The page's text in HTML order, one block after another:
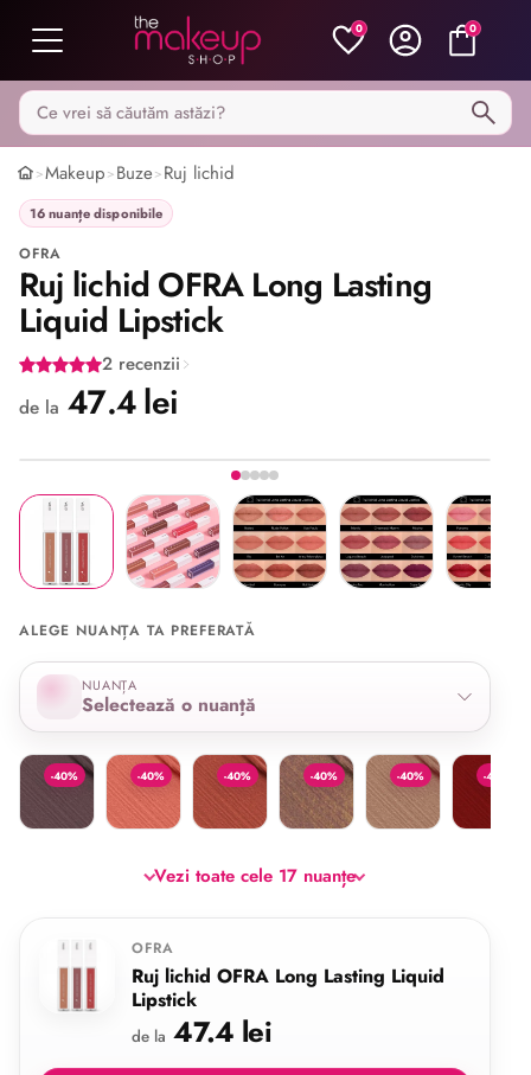
0 0
Caută pe MakeupShop
>Makeup>Buze>Ruj lichid
16 nuanțe disponibile
OFRA
Ruj lichid OFRA Long Lasting
Liquid Lipstick
2 recenzii
de la 47.4 lei
Share
Imaginea 1 din 5
Selectează nuanța
ALEGE NUANȚA TA PREFERATĂ
NUANȚA
Selectează o nuanță
-40%
Amsterdam -40%
Aries/ MannyMua
-40%
Baroque -40%
Coven/ NikkieTutorials
-40%
Dubai -40%
Hypno/
Vezi toate cele 17 nuanțe
OFRA
Ruj lichid OFRA Long Lasting Liquid
Lipstick
de la 47.4 lei